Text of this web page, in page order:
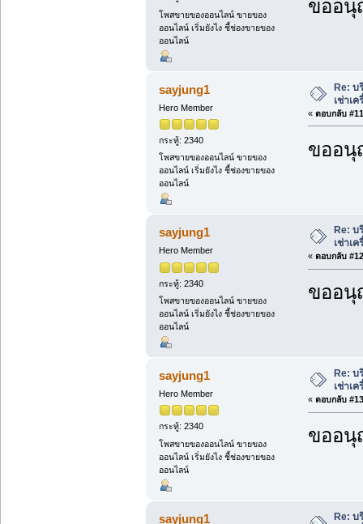
โพสขายของออนไลน์ ขายของ
ออนไลน์ เริ่มยังไง ชี้ช่องขายของ
ออนไลน์
ขออนุ
sayjung1
Hero Member
กระทู้: 2340
โพสขายของออนไลน์ ขายของ
ออนไลน์ เริ่มยังไง ชี้ช่องขายของ
ออนไลน์
Re: บ
เช่าเ
« ตอบกลับ
ขออนุ
sayjung1
Hero Member
กระทู้: 2340
โพสขายของออนไลน์ ขายของ
ออนไลน์ เริ่มยังไง ชี้ช่องขายของ
ออนไลน์
Re: บ
เช่าเ
« ตอบกลับ
ขออนุ
sayjung1
Hero Member
กระทู้: 2340
โพสขายของออนไลน์ ขายของ
ออนไลน์ เริ่มยังไง ชี้ช่องขายของ
ออนไลน์
Re: บ
เช่าเ
« ตอบกลับ
ขออนุ
sayjung1
Re: บ